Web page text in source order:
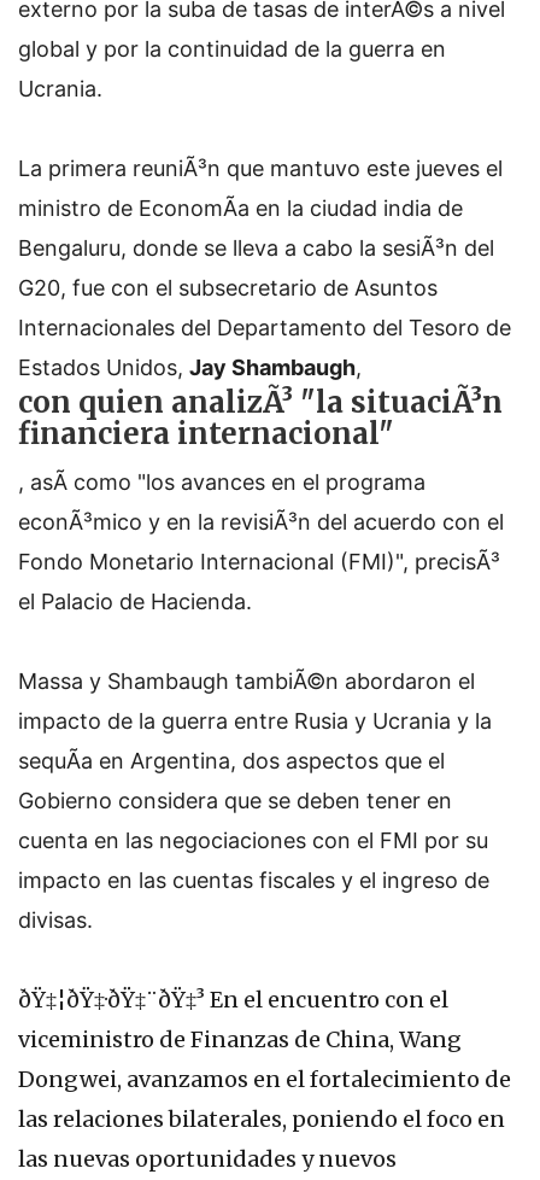
externo por la suba de tasas de interÃ©s a nivel
global y por la continuidad de la guerra en
Ucrania.
La primera reuniÃ³n que mantuvo este jueves el
ministro de EconomÃ­a en la ciudad india de
Bengaluru, donde se lleva a cabo la sesiÃ³n del
G20, fue con el subsecretario de Asuntos
Internacionales del Departamento del Tesoro de
Estados Unidos, Jay Shambaugh,
con quien analizÃ³ "la situaciÃ³n
financiera internacional"
, asÃ­ como "los avances en el programa
econÃ³mico y en la revisiÃ³n del acuerdo con el
Fondo Monetario Internacional (FMI)", precisÃ³
el Palacio de Hacienda.
Massa y Shambaugh tambiÃ©n abordaron el
impacto de la guerra entre Rusia y Ucrania y la
sequÃ­a en Argentina, dos aspectos que el
Gobierno considera que se deben tener en
cuenta en las negociaciones con el FMI por su
impacto en las cuentas fiscales y el ingreso de
divisas.
ðŸ‡¦ðŸ‡·ðŸ‡¨ðŸ‡³ En el encuentro con el
viceministro de Finanzas de China, Wang
Dongwei, avanzamos en el fortalecimiento de
las relaciones bilaterales, poniendo el foco en
las nuevas oportunidades y nuevos